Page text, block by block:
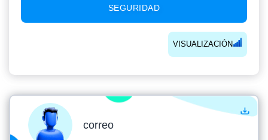
SEGURIDAD
VISUALIZACIÓN
correo